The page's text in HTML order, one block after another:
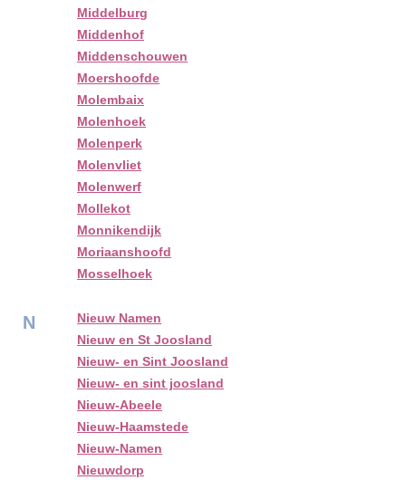
Middelburg
Middenhof
Middenschouwen
Moershoofde
Molembaix
Molenhoek
Molenperk
Molenvliet
Molenwerf
Mollekot
Monnikendijk
Moriaanshoofd
Mosselhoek
N
Nieuw Namen
Nieuw en St Joosland
Nieuw- en Sint Joosland
Nieuw- en sint joosland
Nieuw-Abeele
Nieuw-Haamstede
Nieuw-Namen
Nieuwdorp